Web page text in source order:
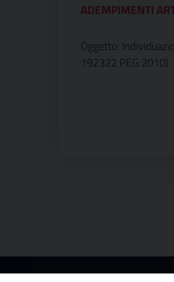
ADEMPIMENTI
Oggetto:
192322 PEG 2010)